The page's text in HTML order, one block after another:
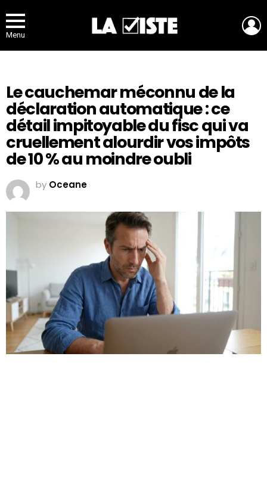
Menu
Le cauchemar méconnu de la
déclaration automatique : ce
détail impitoyable du fisc qui va
cruellement alourdir vos impôts
de 10 % au moindre oubli
by Oceane